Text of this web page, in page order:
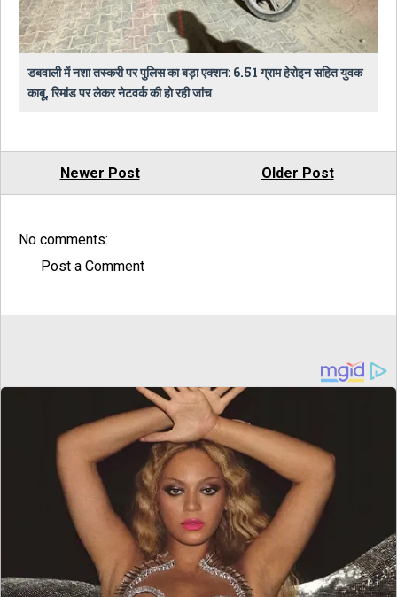
डबवाली में नशा तस्करी पर पुलिस का बड़ा एक्शन: 6.51 ग्राम हेरोइन सहित युवक
काबू, रिमांड पर लेकर नेटवर्क की हो रही जांच
Newer Post Older Post
No comments:
Post a Comment